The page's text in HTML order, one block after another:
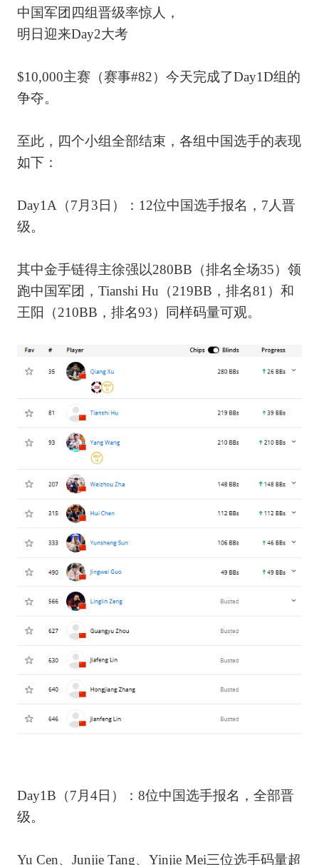
中国军团四组晋级率惊人，
明日迎来Day2大考
$10,000主赛（赛事#82）今天完成了Day1D组的
争夺。
至此，四个小组全部结束，各组中国选手的表现
如下：
Day1A（7月3日）：12位中国选手报名，7人晋
级。
其中金手链得主徐强以280BB（排名全场35）领
跑中国军团，Tianshi Hu（219BB，排名81）和
王阳（210BB，排名93）同样码量可观。
Day1B（7月4日）：8位中国选手报名，全部晋
级。
Yu Cen、Junjie Tang、Yinjie Mei三位选手码量超